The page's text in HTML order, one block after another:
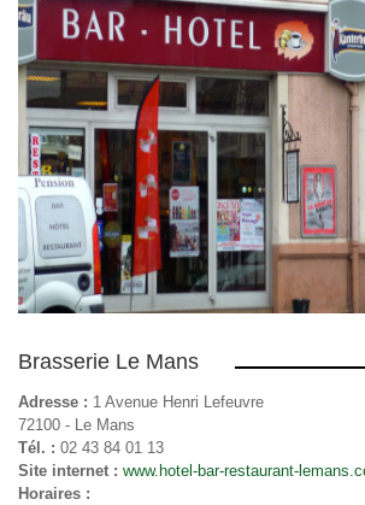
Brasserie Le Mans
Adresse : 1 Avenue Henri Lefeuvre
72100 - Le Mans
Tél. : 02 43 84 01 13
Site internet : www.hotel-bar-restaurant-
Horaires :